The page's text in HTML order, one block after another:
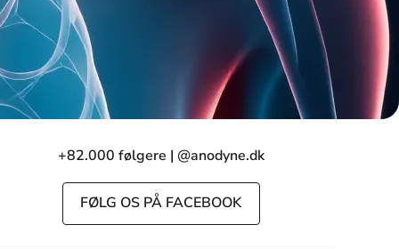
+82.000 følgere | @anodyne.dk
FØLG OS PÅ FACEBOOK